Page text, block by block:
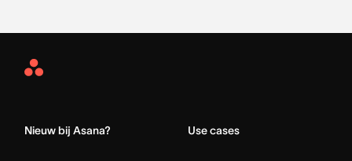
Asana
Nieuw bij Asana? Use cases